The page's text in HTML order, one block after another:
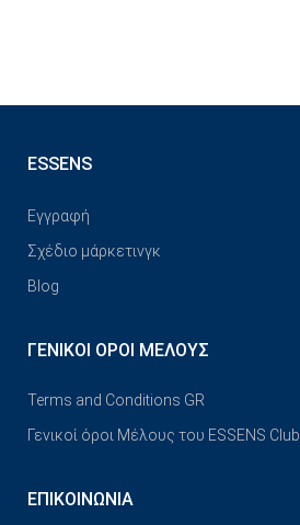
ESSENS
Εγγραφή
Σχέδιο μάρκετινγκ
Blog
ΓΕΝΙΚΟΊ ΌΡΟΙ ΜΈΛΟΥΣ
Terms and Conditions GR
Γενικοί όροι Μέλους του ESSENS Club
ΕΠΙΚΟΙΝΩΝΊΑ